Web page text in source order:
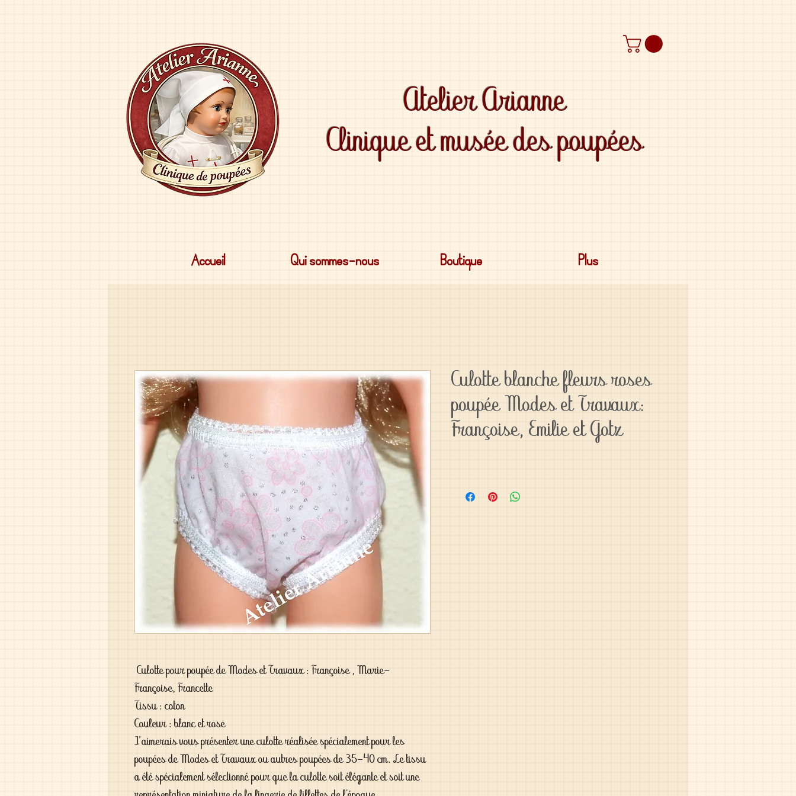
Atelier Arianne
Clinique et musée des poupées
Accueil Qui sommes-nous Boutique Plus
Culotte pour poupée de Modes et Travaux : Françoise , Marie-
Françoise, Francette
Tissu : coton
Couleur : blanc et rose
J'aimerais vous présenter une culotte réalisée spécialement pour les
poupées de Modes et Travaux ou autres poupées de 35-40 cm. Le tissu
a été spécialement sélectionné pour que la culotte soit élégante et soit une
Culotte blanche fleurs roses
poupée Modes et Travaux:
Françoise, Emilie et Gotz